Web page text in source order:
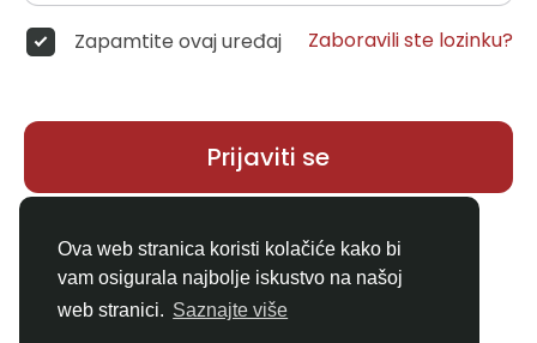
Ova web stranica koristi kolačiće kako bi
vam osigurala najbolje iskustvo na našoj
web stranici. Saznajte više
Zapamtite ovaj uređaj Zaboravili ste lozinku?
Prijaviti se